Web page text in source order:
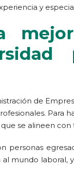
y
de
Para
se alineen con
personas
mundo laboral,